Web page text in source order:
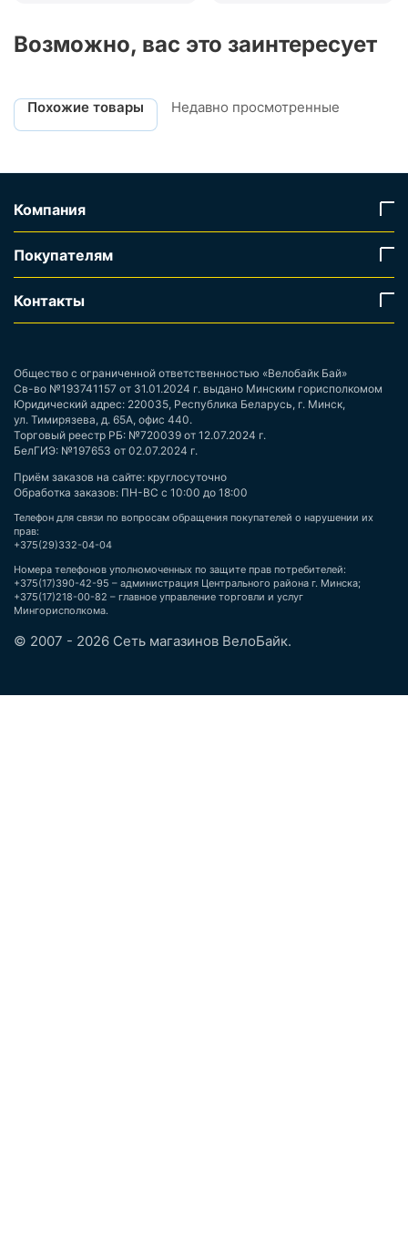
Возможно, вас это заинтересует
Похожие товары Недавно просмотренные
Компания
Покупателям
Контакты
Общество с ограниченной ответственностью «Велобайк Бай»
Св-во №193741157 от 31.01.2024 г. выдано Минским горисполкомом
Юридический адрес: 220035, Республика Беларусь, г. Минск,
ул. Тимирязева, д. 65А, офис 440.
Торговый реестр РБ: №720039 от 12.07.2024 г.
БелГИЭ: №197653 от 02.07.2024 г.
Приём заказов на сайте: круглосуточно
Обработка заказов: ПН-ВС с 10:00 до 18:00
Телефон для связи по вопросам обращения покупателей о нарушении их
прав:
+375(29)332-04-04
Номера телефонов уполномоченных по защите прав потребителей:
+375(17)390-42-95 – администрация Центрального района г. Минска;
+375(17)218-00-82 – главное управление торговли и услуг
Мингорисполкома.
© 2007 - 2026 Сеть магазинов ВелоБайк.